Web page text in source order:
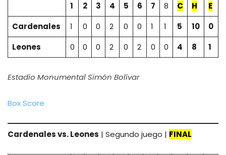
1 2 3 4 5 6 7 8 C H
E
Cardenales
1 0 0 2 0 0 1 1 5 10
0
Leones
0 0 0 2 0 2 0 0 4 8 1
Estadio Monumental Simón Bolívar
Box Score
Cardenales vs. Leones | Segundo juego | FINAL